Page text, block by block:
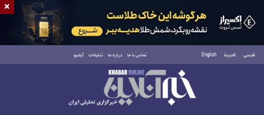
فارسی العربية English تماس با ما درباره ما تبلیغات آرشیو
جمعه ۱۶ مرداد ۱۴۰۵
×